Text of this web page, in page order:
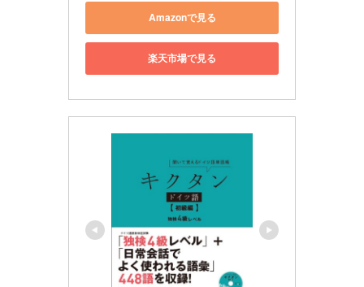
Amazonで見る
楽天市場で見る